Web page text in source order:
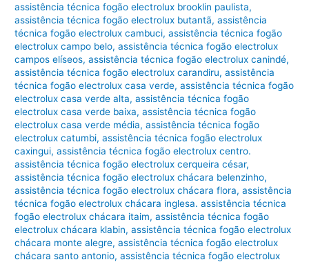
assistência técnica fogão electrolux brooklin paulista,
assistência técnica fogão electrolux butantã,assistência
técnica fogão electrolux cambuci,assistência técnica fogão
electrolux campo belo,assistência técnica fogão electrolux
campos elíseos,assistência técnica fogão electrolux canindé,
assistência técnica fogão electrolux carandiru,assistência
técnica fogão electrolux casa verde,assistência técnica fogão
electrolux casa verde alta,assistência técnica fogão
electrolux casa verde baixa,assistência técnica fogão
electrolux casa verde média,assistência técnica fogão
electrolux catumbi,assistência técnica fogão electrolux
caxingui,assistência técnica fogão electrolux centro.
assistência técnica fogão electrolux cerqueira césar,
assistência técnica fogão electrolux chácara belenzinho,
assistência técnica fogão electrolux chácara flora,assistência
técnica fogão electrolux chácara inglesa. assistência técnica
fogão electrolux chácara itaim,assistência técnica fogão
electrolux chácara klabin,assistência técnica fogão electrolux
chácara monte alegre,assistência técnica fogão electrolux
chácara santo antonio,assistência técnica fogão electrolux